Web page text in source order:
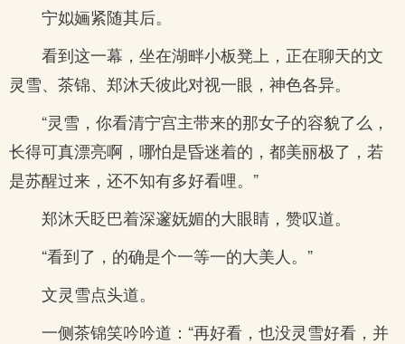
宁姒婳紧随其后。
看到这一幕，坐在湖畔小板凳上，正在聊天的文
灵雪、茶锦、郑沐夭彼此对视一眼，神色各异。
“灵雪，你看清宁宫主带来的那女子的容貌了么，
长得可真漂亮啊，哪怕是昏迷着的，都美丽极了，若
是苏醒过来，还不知有多好看哩。”
郑沐夭眨巴着深邃妩媚的大眼睛，赞叹道。
“看到了，的确是个一等一的大美人。”
文灵雪点头道。
一侧茶锦笑吟吟道：“再好看，也没灵雪好看，并